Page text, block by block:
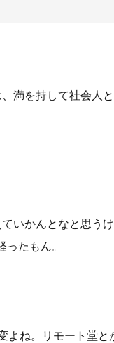
満を持して社会人
いかんとなと思う
たもん。
よね。リモート堂と